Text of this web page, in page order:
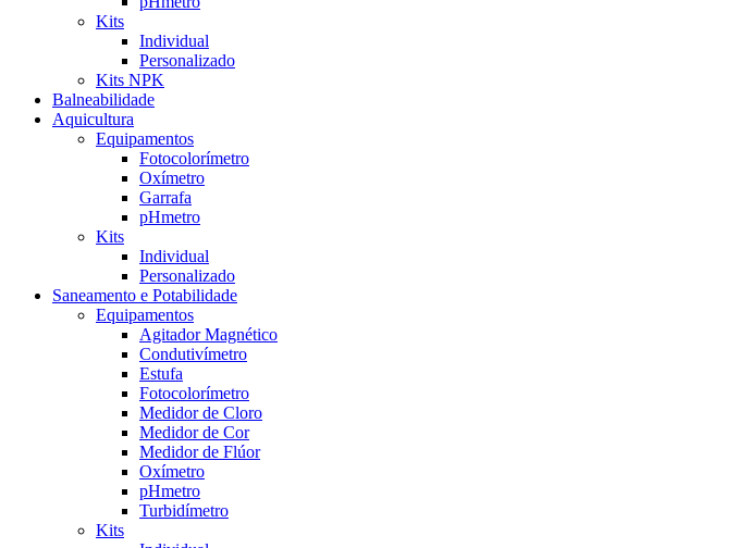
Kits
Individual
Personalizado
Kits NPK
Balneabilidade
Aquicultura
Equipamentos
Fotocolorímetro
Oxímetro
Garrafa
pHmetro
Kits
Individual
Personalizado
Saneamento e Potabilidade
Equipamentos
Agitador Magnético
Condutivímetro
Estufa
Fotocolorímetro
Medidor de Cloro
Medidor de Cor
Medidor de Flúor
Oxímetro
pHmetro
Turbidímetro
Kits